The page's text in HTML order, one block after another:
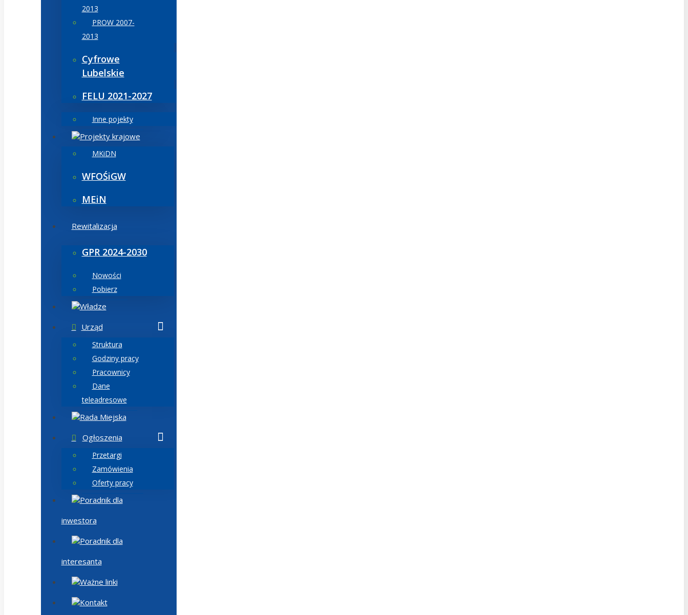
2013
PROW 2007-
2013
Cyfrowe
Lubelskie
FELU 2021-2027
Inne pojekty
Projekty krajowe
MKiDN
WFOŚiGW
MEiN
Rewitalizacja
GPR 2024-2030
Nowości
Pobierz
Władze
Urząd
Struktura
Godziny pracy
Pracownicy
Dane
teleadresowe
Rada Miejska
Ogłoszenia
Przetargi
Zamówienia
Oferty pracy
Poradnik dla
inwestora
Poradnik dla
interesanta
Ważne linki
Kontakt